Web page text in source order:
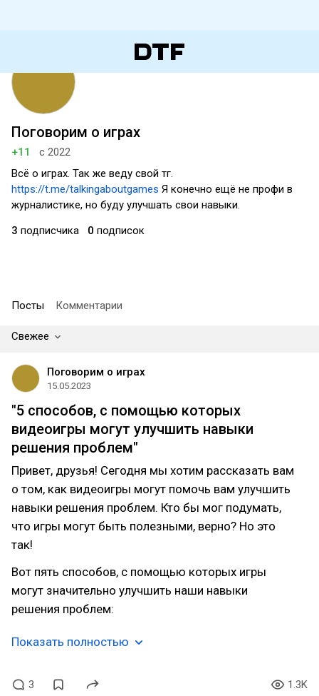
Поговорим о играх
+11
с 2022
Всё о играх. Так же веду свой тг.
https://t.me/talkingaboutgames Я конечно ещё не профи в
журналистике, но буду улучшать свои навыки.
3 подписчика 0 подписок
Посты Комментарии
Свежее
Поговорим о играх
15.05.2023
"5 способов, с помощью которых
видеоигры могут улучшить навыки
решения проблем"
Привет, друзья! Сегодня мы хотим рассказать вам
о том, как видеоигры могут помочь вам улучшить
навыки решения проблем. Кто бы мог подумать,
что игры могут быть полезными, верно? Но это
так!
Вот пять способов, с помощью которых игры
могут значительно улучшить наши навыки
решения проблем:
Показать полностью
3 1.3K